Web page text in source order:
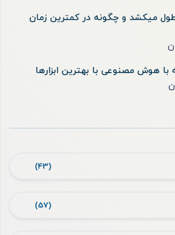
میکشد و چگونه در کمترین زمان
با هوش مصنوعی با بهترین ابزارها
(43)
(57)